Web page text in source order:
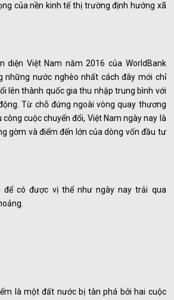
của nền kinh tế thị trường định hướng xã
diện Việt Nam năm 2016 của WorldBank
những nước nghèo nhất cách đây mới chỉ
lên thành quốc gia thu nhập trung bình với
Từ chỗ đứng ngoài vòng quay thương
cuộc chuyển đổi, Việt Nam ngày nay là
gờm và điểm đến lớn của dòng vốn đầu tư
để có được vị thế như ngày nay trải qua
là một đất nước bị tàn phá bởi hai cuộc